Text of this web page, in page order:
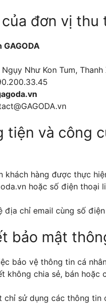
đơn vị thu
GAGODA
Như Kon Tum,
tiện và công
khách hàng được thực
hoặc số điện thoại
địa chỉ email cùng số
bảo mật
bảo vệ thông tin cá
không chia sẻ, bán
chỉ sử dụng các thông